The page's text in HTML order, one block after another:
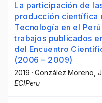
La participación de
producción científica
Tecnología en el
trabajos publicados
del Encuentro
(2006 – 2009)
2019 · González Moreno,
ECIPeru